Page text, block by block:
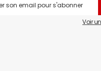
Voir